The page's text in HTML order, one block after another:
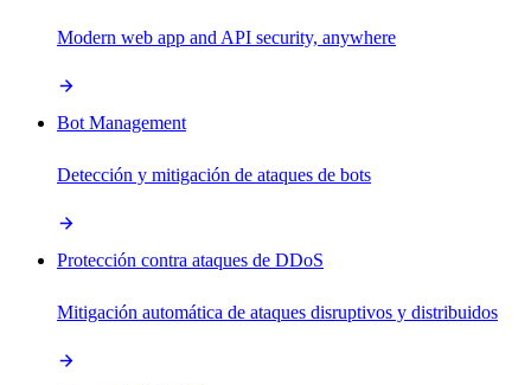
Modern web app and API security, anywhere
Bot Management
Detección y mitigación de ataques de bots
Protección contra ataques de DDoS
Mitigación automática de ataques disruptivos y distribuidos